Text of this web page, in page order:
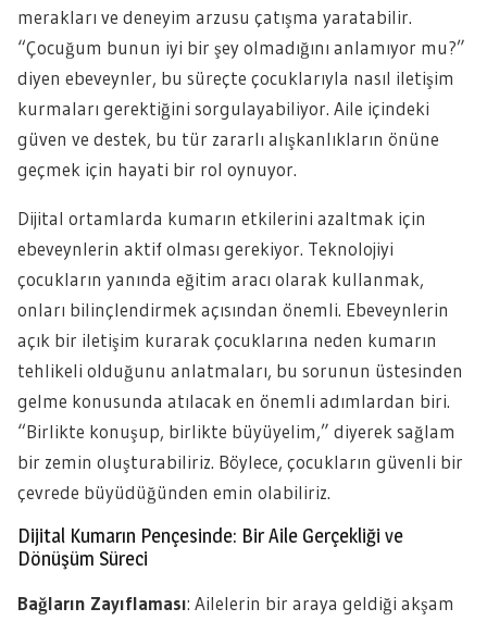
merakları ve deneyim arzusu çatışma yaratabilir.
“Çocuğum bunun iyi bir şey olmadığını anlamıyor mu?”
diyen ebeveynler, bu süreçte çocuklarıyla nasıl iletişim
kurmaları gerektiğini sorgulayabiliyor. Aile içindeki
güven ve destek, bu tür zararlı alışkanlıkların önüne
geçmek için hayati bir rol oynuyor.
Dijital ortamlarda kumarın etkilerini azaltmak için
ebeveynlerin aktif olması gerekiyor. Teknolojiyi
çocukların yanında eğitim aracı olarak kullanmak,
onları bilinçlendirmek açısından önemli. Ebeveynlerin
açık bir iletişim kurarak çocuklarına neden kumarın
tehlikeli olduğunu anlatmaları, bu sorunun üstesinden
gelme konusunda atılacak en önemli adımlardan biri.
“Birlikte konuşup, birlikte büyüyelim,” diyerek sağlam
bir zemin oluşturabiliriz. Böylece, çocukların güvenli bir
çevrede büyüdüğünden emin olabiliriz.
Dijital Kumarın Pençesinde: Bir Aile Gerçekliği ve
Dönüşüm Süreci
Bağların Zayıflaması: Ailelerin bir araya geldiği akşam